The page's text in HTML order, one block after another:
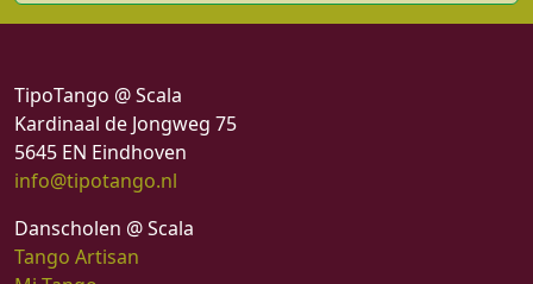
TipoTango @ Scala
Kardinaal de Jongweg 75
5645 EN Eindhoven
info@tipotango.nl
Danscholen @ Scala
Tango Artisan